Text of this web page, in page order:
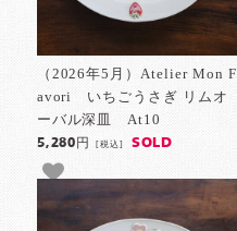
（2026年5月）Atelier Mon F
avori いちごうさぎ リムオ
ーバル深皿 At10
5,280円[税込] SOLD